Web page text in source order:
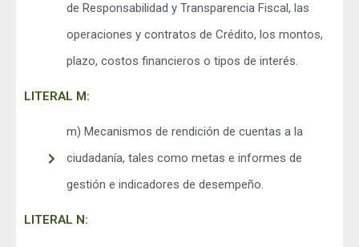
de Responsabilidad y Transparencia Fiscal, las
operaciones y contratos de Crédito, los montos,
plazo, costos financieros o tipos de interés.
LITERAL M:
m) Mecanismos de rendición de cuentas a la
ciudadanía, tales como metas e informes de
gestión e indicadores de desempeño.
LITERAL N: